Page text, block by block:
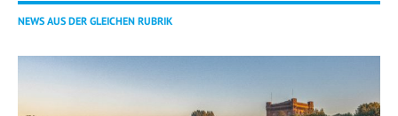
NEWS AUS DER GLEICHEN RUBRIK